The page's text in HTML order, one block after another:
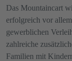
Das Mountaincart
erfolgreich vor
gewerblichen
zahlreiche
Familien mit